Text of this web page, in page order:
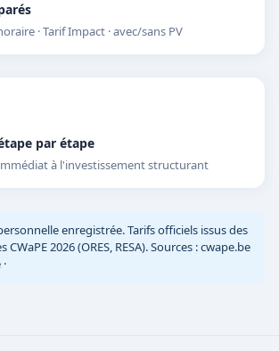
· Tarif Impact · avec/sans PV
par étape
à l'investissement structurant
enregistrée. Tarifs officiels issus des
2026 (ORES, RESA). Sources : cwape.be